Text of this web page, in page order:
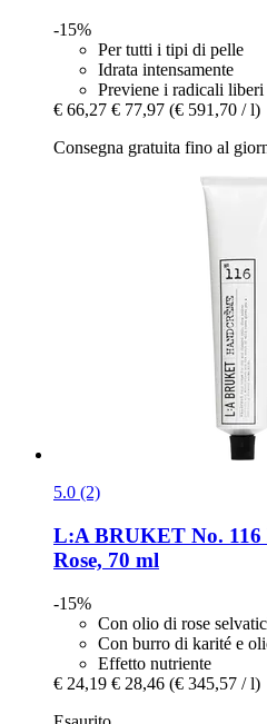
-15%
Per tutti i tipi di pelle
Idrata intensamente
Previene i radicali liberi
€ 66,27 € 77,97 (€ 591,70 / l)
Consegna gratuita fino al
5.0 (2)
L:A BRUKET No.
Rose, 70 ml
-15%
Con olio di rose
Con burro di karité e
Effetto nutriente
€ 24,19 € 28,46 (€ 345,57 / l)